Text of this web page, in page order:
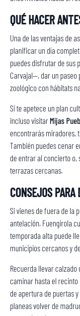
QUÉ HACER
Una de las ventajas de
planificar un día
puedes disfrutar de sus
Carvajal—, dar un
zoológico con hábitats
Si te apetece un plan
incluso visitar Mijas
encontrarás miradores,
También puedes cenar
de entrar al concierto o,
terrazas cercanas.
CONSEJOS
Si vienes de fuera de la
antelación. Fuengirola
temporada alta puede
municipios cercanos y
Recuerda llevar calzado
caminar hasta el
de apertura de puertas
planeas volver de